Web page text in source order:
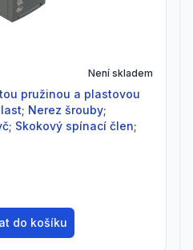
Není skladem
Nerez šrouby;
Skokový spínací člen;
do košíku